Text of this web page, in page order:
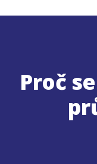
Proč